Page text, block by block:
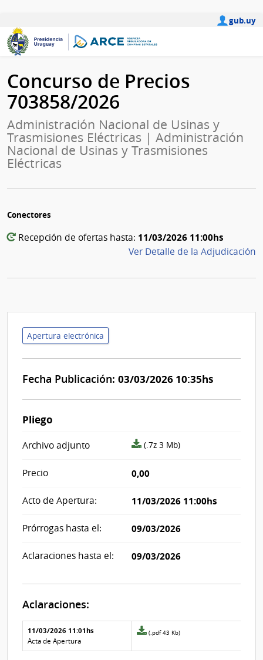
gub.uy
Concurso de Precios
703858/2026
Administración Nacional de Usinas y
Trasmisiones Eléctricas | Administración
Nacional de Usinas y Trasmisiones
Eléctricas
Conectores
Recepción de ofertas hasta: 11/03/2026 11:00hs
Ver Detalle de la Adjudicación
Apertura electrónica
Fecha Publicación: 03/03/2026 10:35hs
Pliego
Archivo adjunto
archivo
(.7z 3 Mb)
Precio 0,00
Acto de Apertura: 11/03/2026 11:00hs
Prórrogas hasta el: 09/03/2026
Aclaraciones hasta el: 09/03/2026
Aclaraciones:
Aclaraciones del llamado
Fecha y
texto de
la
Archivo
de la
11/03/2026 11:01hs
Acta de Apertura
Archivo
de
(.pdf 43 Kb)